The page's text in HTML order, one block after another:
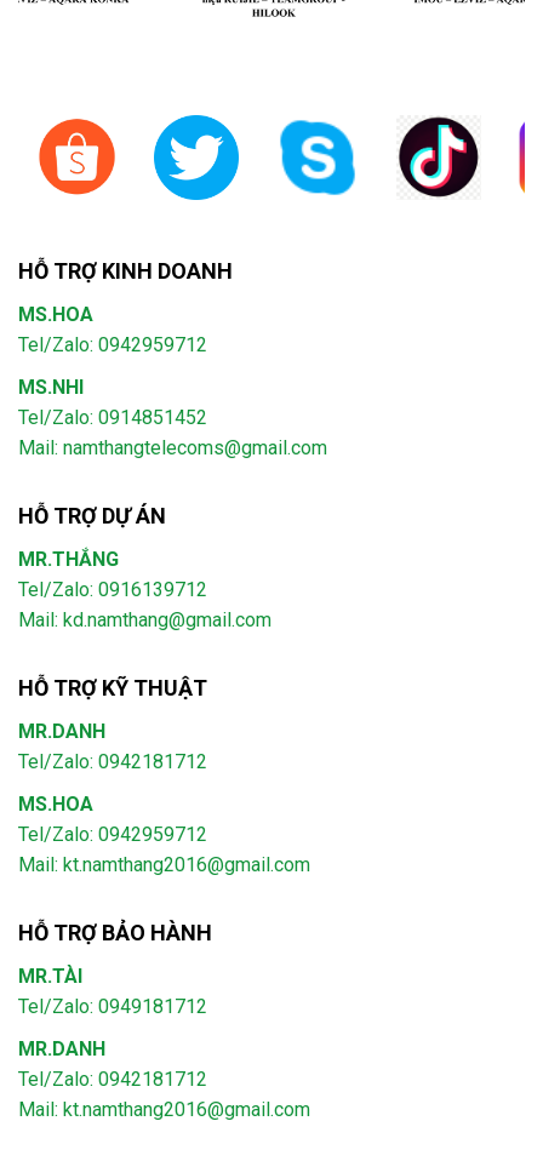
HỖ TRỢ KINH DOANH
MS.HOA
Tel/Zalo: 0942959712
MS.NHI
Tel/Zalo: 0914851452
Mail: namthangtelecoms@gmail.com
HỖ TRỢ DỰ ÁN
MR.THẮNG
Tel/Zalo: 0916139712
Mail: kd.namthang@gmail.com
HỖ TRỢ KỸ THUẬT
MR.DANH
Tel/Zalo: 0942181712
MS.HOA
Tel/Zalo: 0942959712
Mail: kt.namthang2016@gmail.com
HỖ TRỢ BẢO HÀNH
MR.TÀI
Tel/Zalo: 0949181712
MR.DANH
Tel/Zalo: 0942181712
Mail: kt.namthang2016@gmail.com